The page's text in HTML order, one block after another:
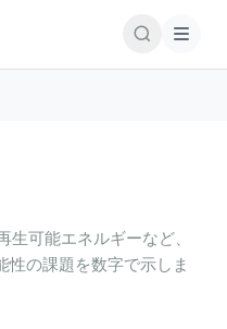
可能エネルギーなど、
性の課題を数字で示しま